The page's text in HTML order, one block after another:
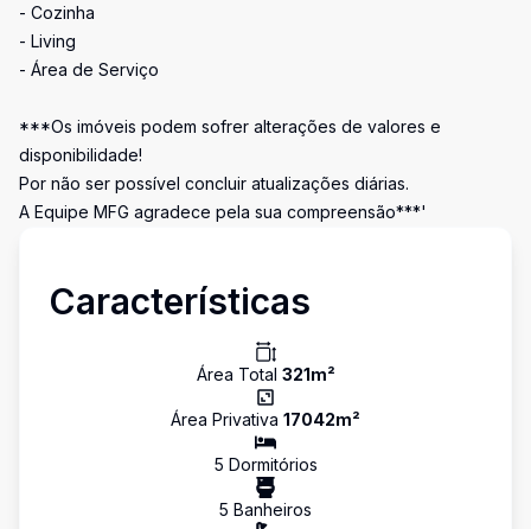
- Cozinha
- Living
- Área de Serviço
***Os imóveis podem sofrer alterações de valores e
disponibilidade!
Por não ser possível concluir atualizações diárias.
A Equipe MFG agradece pela sua compreensão***'
Características
Área Total 321m²
Área Privativa 17042m²
5 Dormitórios
5 Banheiros